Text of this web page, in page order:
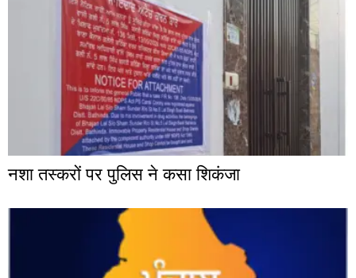
नशा तस्करों पर पुलिस ने कसा शिकंजा